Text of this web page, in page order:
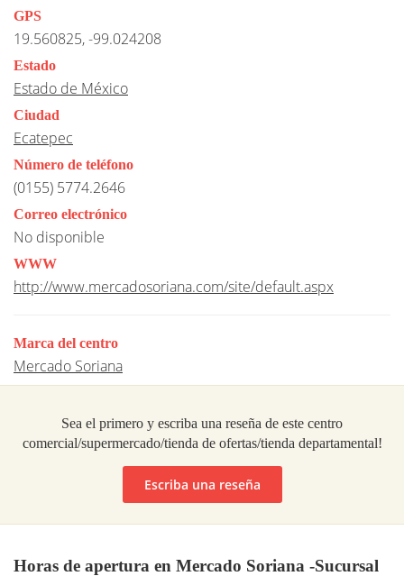
GPS
19.560825, -99.024208
Estado
Estado de México
Ciudad
Ecatepec
Número de teléfono
(0155) 5774.2646
Correo electrónico
No disponible
WWW
http://www.mercadosoriana.com/site/default.aspx
Marca del centro
Mercado Soriana
Sea el primero y escriba una reseña de este centro
comercial/supermercado/tienda de ofertas/tienda departamental!
Escriba una reseña
Horas de apertura en Mercado Soriana -Sucursal